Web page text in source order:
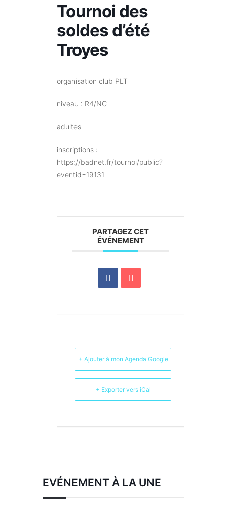
Tournoi des
soldes d’été
Troyes
organisation club PLT
niveau : R4/NC
adultes
inscriptions :
https://badnet.fr/tournoi/public?
eventid=19131
PARTAGEZ CET
ÉVÉNEMENT
+ Ajouter à mon Agenda Google
+ Exporter vers iCal
EVÉNEMENT À LA UNE